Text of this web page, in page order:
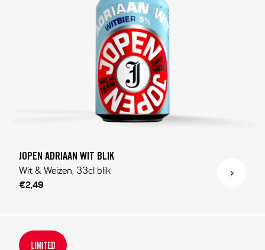
JOPEN ADRIAAN WIT BLIK
Wit & Weizen, 33cl blik
€2,49
LIMITED